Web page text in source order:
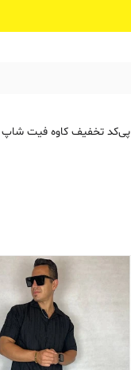
کد تخفیف کاوه فیت‌ شاپ